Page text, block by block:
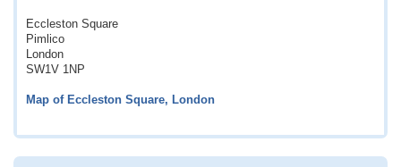
Eccleston Square
Pimlico
London
SW1V 1NP
Map of Eccleston Square, London